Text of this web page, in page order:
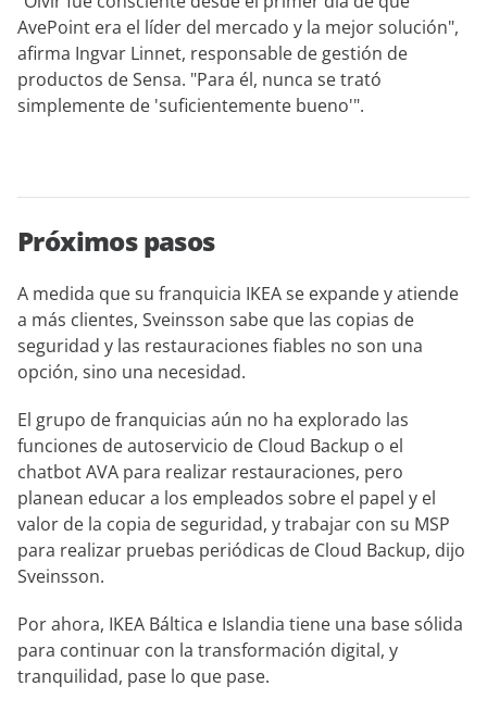
AvePoint era el líder del mercado y la mejor solución",
afirma Ingvar Linnet, responsable de gestión de
productos de Sensa. "Para él, nunca se trató
simplemente de 'suficientemente bueno'".
Próximos pasos
A medida que su franquicia IKEA se expande y atiende
a más clientes, Sveinsson sabe que las copias de
seguridad y las restauraciones fiables no son una
opción, sino una necesidad.
El grupo de franquicias aún no ha explorado las
funciones de autoservicio de Cloud Backup o el
chatbot AVA para realizar restauraciones, pero
planean educar a los empleados sobre el papel y el
valor de la copia de seguridad, y trabajar con su MSP
para realizar pruebas periódicas de Cloud Backup, dijo
Sveinsson.
Por ahora, IKEA Báltica e Islandia tiene una base sólida
para continuar con la transformación digital, y
tranquilidad, pase lo que pase.